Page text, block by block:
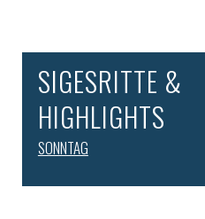
SIGESRITTE &
HIGHLIGHTS
SONNTAG